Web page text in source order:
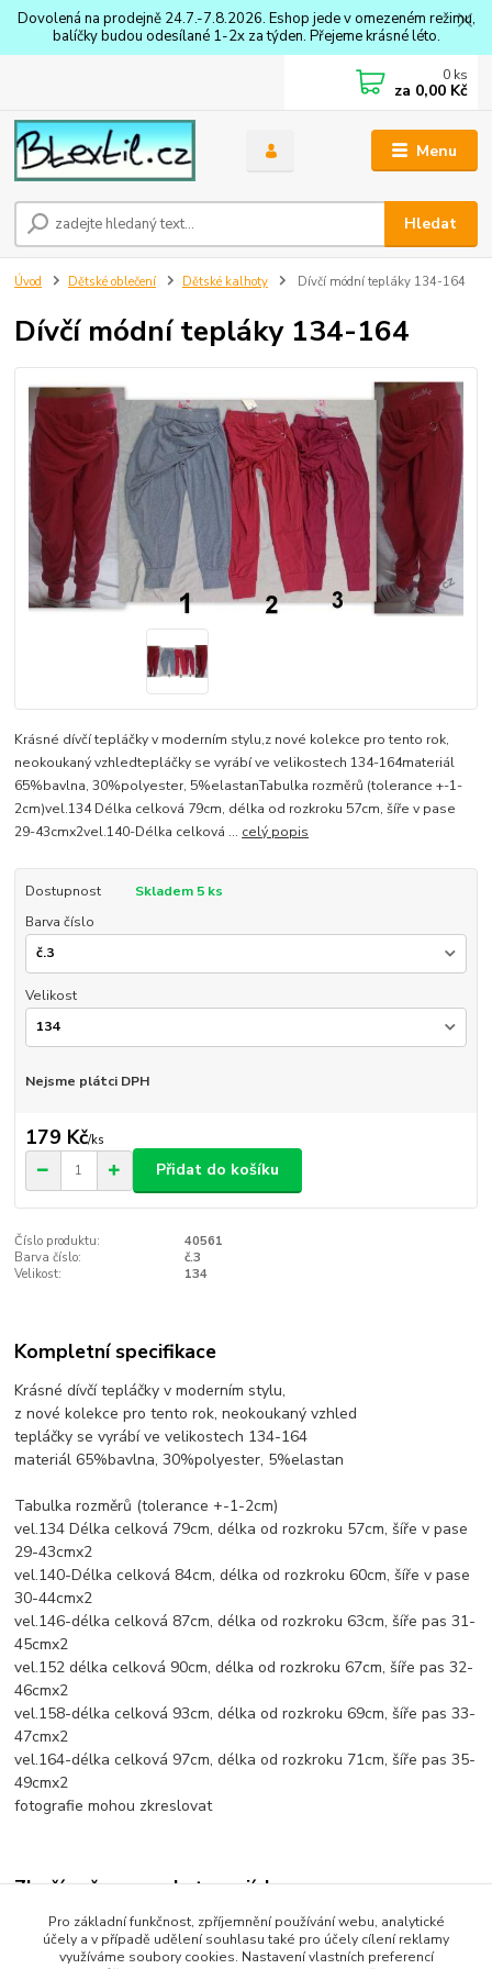
Dovolená na prodejně 24.7.-7.8.2026. Eshop jede v omezeném režimu,
balíčky budou odesílané 1-2x za týden. Přejeme krásné léto.
Menu
Hledat
0 ks
za 0,00 Kč
Úvod Dětské oblečení Dětské kalhoty Dívčí módní tepláky 134-164
Dívčí módní tepláky 134-164
Krásné dívčí tepláčky v moderním stylu,z nové kolekce pro tento rok,
neokoukaný vzhledtepláčky se vyrábí ve velikostech 134-164materiál
65%bavlna, 30%polyester, 5%elastanTabulka rozměrů (tolerance +-1-
2cm)vel.134 Délka celková 79cm, délka od rozkroku 57cm, šíře v pase
29-43cmx2vel.140-Délka celková ... celý popis
Dostupnost
Skladem 5 ks
Barva číslo
Velikost
Nejsme plátci DPH
179 Kč/ks
Přidat do košíku
Číslo produktu:
40561
Barva číslo:
č.3
Velikost:
134
Kompletní specifikace
Krásné dívčí tepláčky v moderním stylu,
z nové kolekce pro tento rok, neokoukaný vzhled
tepláčky se vyrábí ve velikostech 134-164
materiál 65%bavlna, 30%polyester, 5%elastan
Tabulka rozměrů (tolerance +-1-2cm)
vel.134 Délka celková 79cm, délka od rozkroku 57cm, šíře v pase
29-43cmx2
vel.140-Délka celková 84cm, délka od rozkroku 60cm, šíře v pase
30-44cmx2
vel.146-délka celková 87cm, délka od rozkroku 63cm, šíře pas 31-
45cmx2
vel.152 délka celková 90cm, délka od rozkroku 67cm, šíře pas 32-
46cmx2
vel.158-délka celková 93cm, délka od rozkroku 69cm, šíře pas 33-
47cmx2
vel.164-délka celková 97cm, délka od rozkroku 71cm, šíře pas 35-
49cmx2
fotografie mohou zkreslovat
Zboží zařazeno v kategoriích
Dětské oblečení
Dětské kalhoty
Pro základní funkčnost, zpříjemnění používání webu, analytické
účely a v případě udělení souhlasu také pro účely cílení reklamy
využíváme soubory cookies. Nastavení vlastních preferencí